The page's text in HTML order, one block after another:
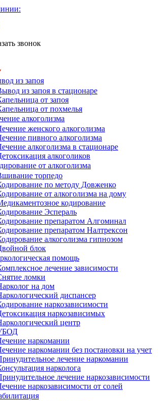
звонок
из запоя
из запоя в стационаре
от запоя
от похмелья
алкоголизма
женского алкоголизма
пивного алкоголизма
алкоголизма в стационаре
алкоголиков
от алкоголизма
торпедо
по методу Довженко
от алкоголизма на дому
кодирование
Эспераль
препаратом Алгоминал
препаратом Налтрексон
алкоголизма гипнозом
блок
помощь
лечение зависимости
ломки
на дом
диспансер
наркозависимости
наркозависимых
центр
наркомании
наркомании без постановки на учет
лечение наркомании
нарколога
лечение наркозависимости
наркозависимости от солей